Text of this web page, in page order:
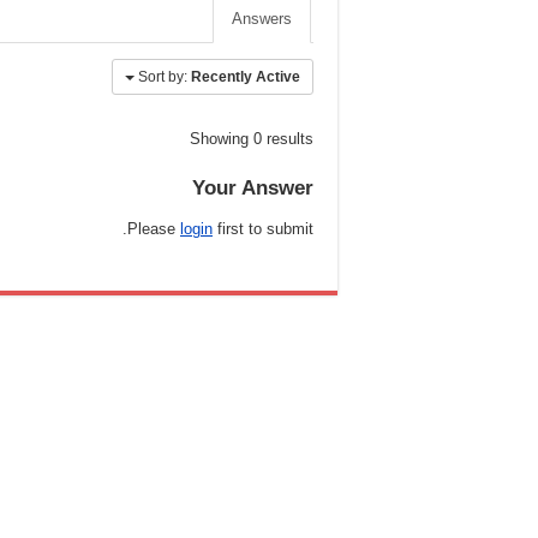
Answers
Sort by: Recently Active
Showing 0 results
Your Answer
Please login first to submit.